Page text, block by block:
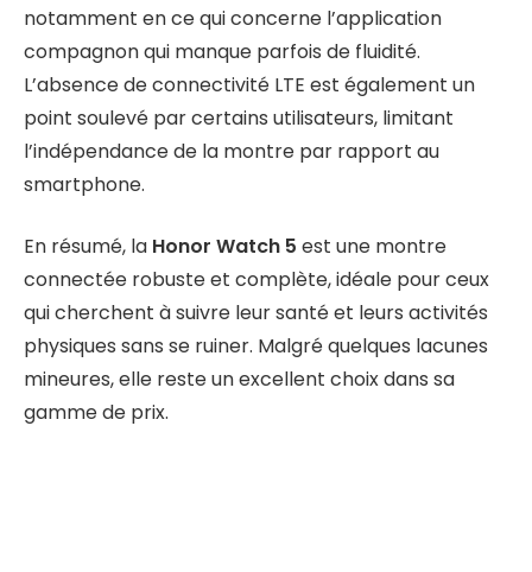
notamment en ce qui concerne l’application
compagnon qui manque parfois de fluidité.
L’absence de connectivité LTE est également un
point soulevé par certains utilisateurs, limitant
l’indépendance de la montre par rapport au
smartphone.
En résumé, la Honor Watch 5 est une montre
connectée robuste et complète, idéale pour ceux
qui cherchent à suivre leur santé et leurs activités
physiques sans se ruiner. Malgré quelques lacunes
mineures, elle reste un excellent choix dans sa
gamme de prix.